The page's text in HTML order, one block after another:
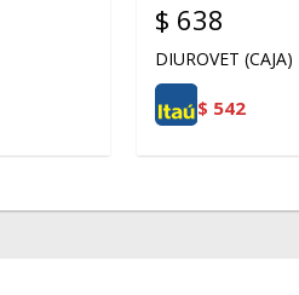
$ 638
DIUROVET (CAJA)
$ 542